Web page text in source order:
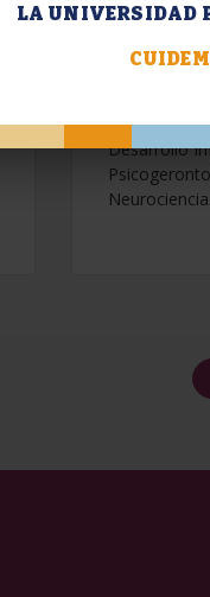
LA UNIVERSIDAD
2026.
Desarrollo
Neurociencia.